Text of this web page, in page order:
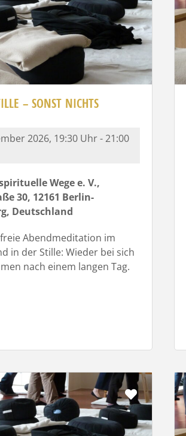
– SONST NICHTS
2026, 19:30 Uhr - 21:00
Wege e. V.,
30, 12161 Berlin-
Deutschland
Abendmeditation im
in der Stille: Wieder bei sich
nach einem langen Tag.
Favorit